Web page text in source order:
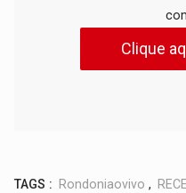
Clique
TAGS : Rondoniaovivo ,